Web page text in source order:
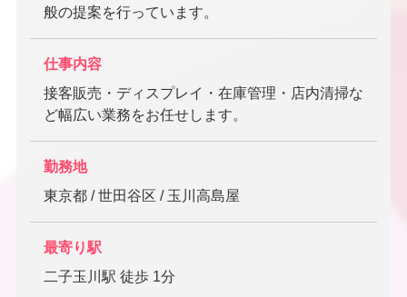
般の提案を行っています。
仕事内容
接客販売・ディスプレイ・在庫管理・店内清掃な
ど幅広い業務をお任せします。
勤務地
東京都 / 世田谷区 / 玉川高島屋
最寄り駅
二子玉川駅 徒歩 1分